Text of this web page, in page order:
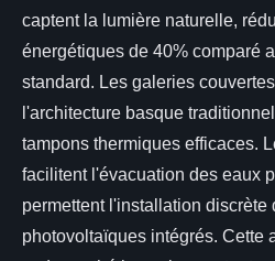
captent la lumière naturelle,
énergétiques de 40% comparé
standard. Les galeries
l'architecture basque
tampons thermiques efficaces.
facilitent l'évacuation des eaux
permettent l'installation discrète
photovoltaïques intégrés. Cette